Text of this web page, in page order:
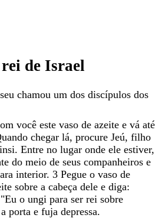
rei de Israel
chamou um dos discípulos dos
você este vaso de azeite e vá até
chegar lá, procure Jeú, filho
. Entre no lugar onde ele estiver,
do meio de seus companheiros e
interior. 3 Pegue o vaso de
sobre a cabeça dele e diga:
"Eu o ungi para ser rei sobre
a porta e fuja depressa.